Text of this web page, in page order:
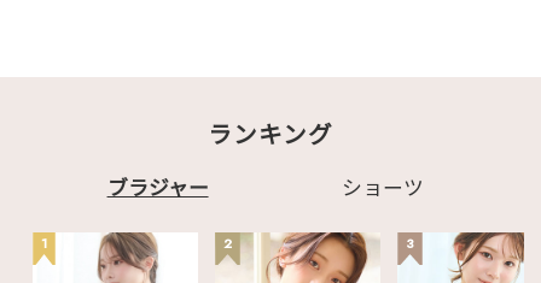
ランキング
ブラジャー ショーツ
1 2 3